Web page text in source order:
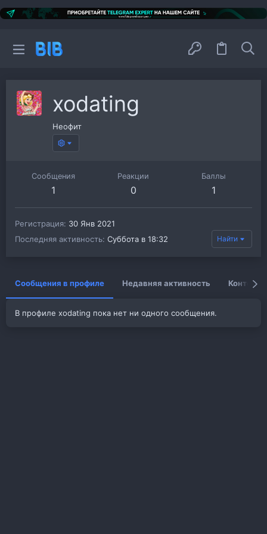
xodating
Неофит
Сообщения
1
Реакции
0
Баллы
1
Регистрация 30 Янв 2021
Последняя активность Суббота в 18:32 Найти
Сообщения в профиле Недавняя активность Контент
В профиле xodating пока нет ни одного сообщения.